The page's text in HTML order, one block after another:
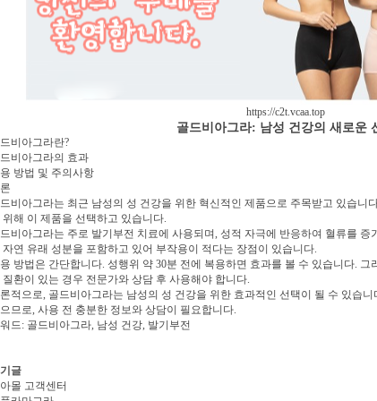
https://c2t.vcaa.top
골드비아그라: 남성 건강의 새로운
비아그라란?
비아그라의 효과
방법 및 주의사항
비아그라는 최근 남성의 성 건강을 위한 혁신적인 제품으로 주목받고 있습니
위해 이 제품을 선택하고 있습니다.
비아그라는 주로 발기부전 치료에 사용되며, 성적 자극에 반응하여 혈류를 증
자연 유래 성분을 포함하고 있어 부작용이 적다는 장점이 있습니다.
방법은 간단합니다. 성행위 약 30분 전에 복용하면 효과를 볼 수 있습니다. 그
질환이 있는 경우 전문가와 상담 후 사용해야 합니다.
적으로, 골드비아그라는 남성의 성 건강을 위한 효과적인 선택이 될 수 있습
므로, 사용 전 충분한 정보와 상담이 필요합니다.
드: 골드비아그라, 남성 건강, 발기부전
글
몰 고객센터